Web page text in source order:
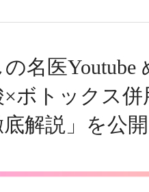
名医
×ボトックス
解説」を公